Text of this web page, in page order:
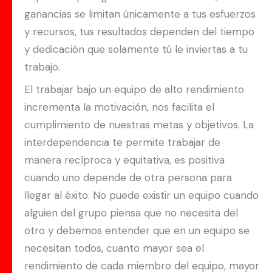
ganancias se limitan únicamente a tus esfuerzos
y recursos, tus resultados dependen del tiempo
y dedicación que solamente tú le inviertas a tu
trabajo.
El trabajar bajo un equipo de alto rendimiento
incrementa la motivación, nos facilita el
cumplimiento de nuestras metas y objetivos. La
interdependencia te permite trabajar de
manera recíproca y equitativa, es positiva
cuando uno depende de otra persona para
llegar al éxito. No puede existir un equipo cuando
alguien del grupo piensa que no necesita del
otro y debemos entender que en un equipo se
necesitan todos, cuanto mayor sea el
rendimiento de cada miembro del equipo, mayor